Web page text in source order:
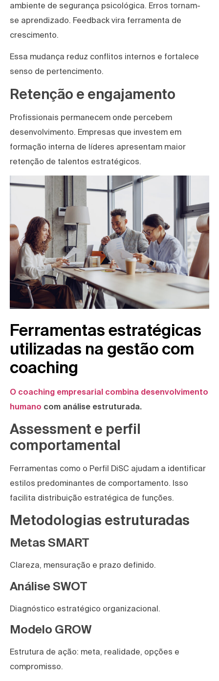
ambiente de segurança psicológica. Erros tornam-
se aprendizado. Feedback vira ferramenta de
crescimento.
Essa mudança reduz conflitos internos e fortalece
senso de pertencimento.
Retenção e engajamento
Profissionais permanecem onde percebem
desenvolvimento. Empresas que investem em
formação interna de líderes apresentam maior
retenção de talentos estratégicos.
Ferramentas estratégicas
utilizadas na gestão com
coaching
O coaching empresarial combina desenvolvimento
humano com análise estruturada.
Assessment e perfil
comportamental
Ferramentas como o Perfil DiSC ajudam a identificar
estilos predominantes de comportamento. Isso
facilita distribuição estratégica de funções.
Metodologias estruturadas
Metas SMART
Clareza, mensuração e prazo definido.
Análise SWOT
Diagnóstico estratégico organizacional.
Modelo GROW
Estrutura de ação: meta, realidade, opções e
compromisso.